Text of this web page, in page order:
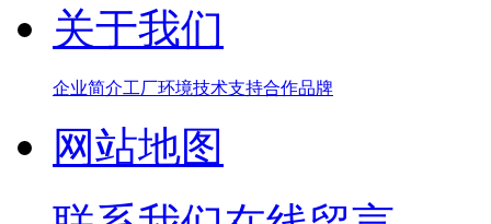
关于我们
企业简介工厂环境技术支持合作品牌
网站地图